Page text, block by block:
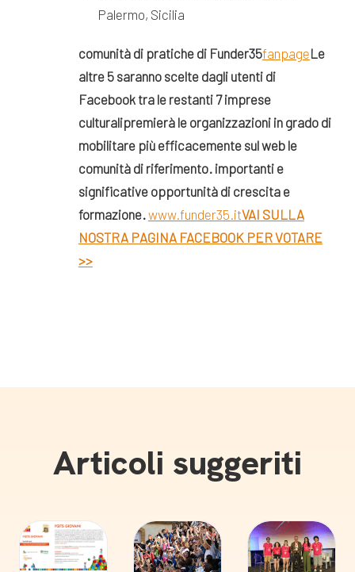
Palermo, Sicilia
comunità di pratiche di Funder35fanpageLe
altre 5 saranno scelte dagli utenti di
Facebook tra le restanti 7 imprese
culturalipremierà le organizzazioni in grado di
mobilitare più efficacemente sul web le
comunità di riferimento. importanti e
significative opportunità di crescita e
formazione. www.funder35.itVAI SULLA
NOSTRA PAGINA FACEBOOK PER VOTARE
>>
Articoli suggeriti